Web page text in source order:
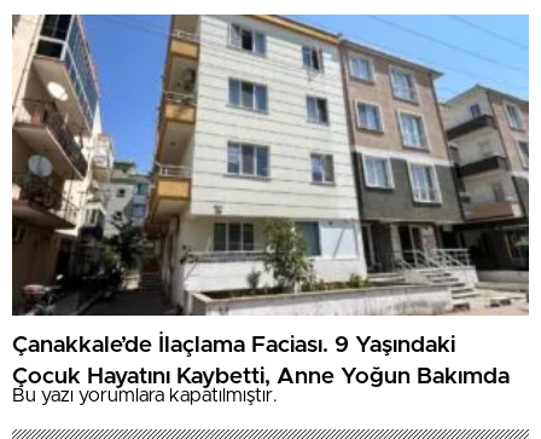
Çanakkale’de İlaçlama Faciası. 9 Yaşındaki
Çocuk Hayatını Kaybetti, Anne Yoğun Bakımda
Bu yazı yorumlara kapatılmıştır.